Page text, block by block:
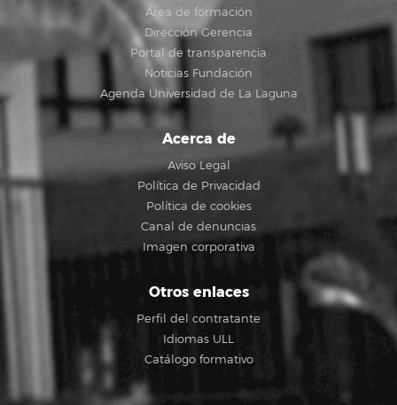
Área de formación
Dirección Gerencia
Portal de transparencia
Noticias Fundación
Agenda Universidad de La Laguna
Acerca de
Aviso Legal
Política de Privacidad
Política de cookies
Canal de denuncias
Imagen corporativa
Otros enlaces
Perfil del contratante
Idiomas ULL
Catálogo formativo